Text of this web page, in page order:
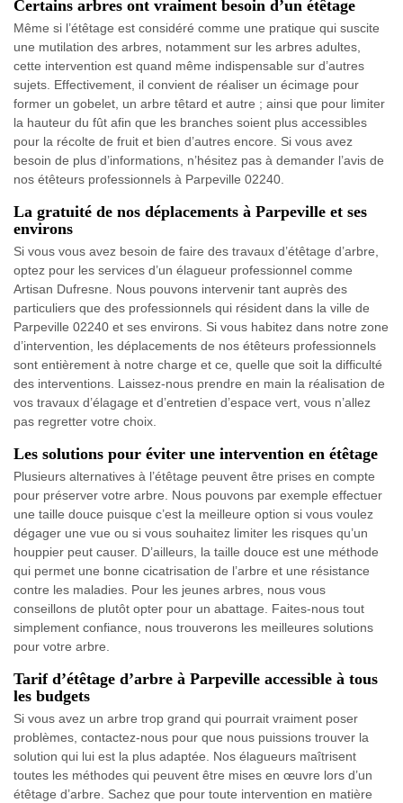
Certains arbres ont vraiment besoin d’un étêtage
Même si l’étêtage est considéré comme une pratique qui suscite
une mutilation des arbres, notamment sur les arbres adultes,
cette intervention est quand même indispensable sur d’autres
sujets. Effectivement, il convient de réaliser un écimage pour
former un gobelet, un arbre têtard et autre ; ainsi que pour limiter
la hauteur du fût afin que les branches soient plus accessibles
pour la récolte de fruit et bien d’autres encore. Si vous avez
besoin de plus d’informations, n’hésitez pas à demander l’avis de
nos étêteurs professionnels à Parpeville 02240.
La gratuité de nos déplacements à Parpeville et ses
environs
Si vous vous avez besoin de faire des travaux d’étêtage d’arbre,
optez pour les services d’un élagueur professionnel comme
Artisan Dufresne. Nous pouvons intervenir tant auprès des
particuliers que des professionnels qui résident dans la ville de
Parpeville 02240 et ses environs. Si vous habitez dans notre zone
d’intervention, les déplacements de nos étêteurs professionnels
sont entièrement à notre charge et ce, quelle que soit la difficulté
des interventions. Laissez-nous prendre en main la réalisation de
vos travaux d’élagage et d’entretien d’espace vert, vous n’allez
pas regretter votre choix.
Les solutions pour éviter une intervention en étêtage
Plusieurs alternatives à l’étêtage peuvent être prises en compte
pour préserver votre arbre. Nous pouvons par exemple effectuer
une taille douce puisque c’est la meilleure option si vous voulez
dégager une vue ou si vous souhaitez limiter les risques qu’un
houppier peut causer. D’ailleurs, la taille douce est une méthode
qui permet une bonne cicatrisation de l’arbre et une résistance
contre les maladies. Pour les jeunes arbres, nous vous
conseillons de plutôt opter pour un abattage. Faites-nous tout
simplement confiance, nous trouverons les meilleures solutions
pour votre arbre.
Tarif d’étêtage d’arbre à Parpeville accessible à tous
les budgets
Si vous avez un arbre trop grand qui pourrait vraiment poser
problèmes, contactez-nous pour que nous puissions trouver la
solution qui lui est la plus adaptée. Nos élagueurs maîtrisent
toutes les méthodes qui peuvent être mises en œuvre lors d’un
étêtage d’arbre. Sachez que pour toute intervention en matière